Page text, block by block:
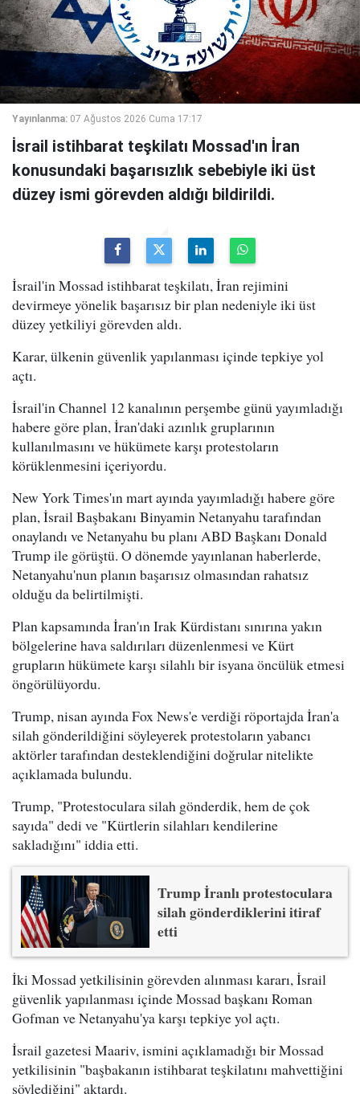
Yayınlanma: 07 Ağustos 2026 Cuma 17:17
İsrail istihbarat teşkilatı Mossad'ın İran
konusundaki başarısızlık sebebiyle iki üst
düzey ismi görevden aldığı bildirildi.
İsrail'in Mossad istihbarat teşkilatı, İran rejimini
devirmeye yönelik başarısız bir plan nedeniyle iki üst
düzey yetkiliyi görevden aldı.
Karar, ülkenin güvenlik yapılanması içinde tepkiye yol
açtı.
İsrail'in Channel 12 kanalının perşembe günü yayımladığı
habere göre plan, İran'daki azınlık gruplarının
kullanılmasını ve hükümete karşı protestoların
körüklenmesini içeriyordu.
New York Times'ın mart ayında yayımladığı habere göre
plan, İsrail Başbakanı Binyamin Netanyahu tarafından
onaylandı ve Netanyahu bu planı ABD Başkanı Donald
Trump ile görüştü. O dönemde yayınlanan haberlerde,
Netanyahu'nun planın başarısız olmasından rahatsız
olduğu da belirtilmişti.
Plan kapsamında İran'ın Irak Kürdistanı sınırına yakın
bölgelerine hava saldırıları düzenlenmesi ve Kürt
grupların hükümete karşı silahlı bir isyana öncülük etmesi
öngörülüyordu.
Trump, nisan ayında Fox News'e verdiği röportajda İran'a
silah gönderildiğini söyleyerek protestoların yabancı
aktörler tarafından desteklendiğini doğrular nitelikte
açıklamada bulundu.
Trump, "Protestoculara silah gönderdik, hem de çok
sayıda" dedi ve "Kürtlerin silahları kendilerine
sakladığını" iddia etti.
Trump İranlı protestoculara
silah gönderdiklerini itiraf
etti
İki Mossad yetkilisinin görevden alınması kararı, İsrail
güvenlik yapılanması içinde Mossad başkanı Roman
Gofman ve Netanyahu'ya karşı tepkiye yol açtı.
İsrail gazetesi Maariv, ismini açıklamadığı bir Mossad
yetkilisinin "başbakanın istihbarat teşkilatını mahvettiğini
söylediğini" aktardı.